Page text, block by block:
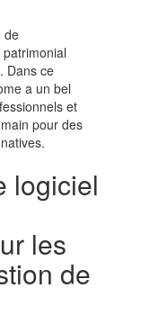
de
patrimonial
Dans ce
a un bel
et
pour des
logiciel
les
de